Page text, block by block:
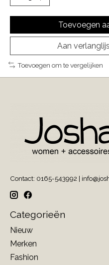
Toevoegen
Aan
Toevoegen om te vergelijken
Contact: 0165-543992 |
Categorieën
Nieuw
Merken
Fashion